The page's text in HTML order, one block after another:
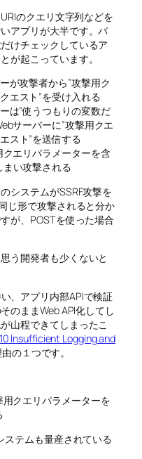
のクエリ文字列などを
アプリが大半です。バ
けチェックしているア
が起こっています。
が攻撃者から”攻撃用ク
エスト”を受け入れる
は”使うつもりの変数だ
サーバーに”攻撃用クエ
スト”を送信する
エリパラメーターを含
い攻撃される
システムがSSRF攻撃を
じ形で攻撃されると分か
が、POSTを使った場合
う開発者も少くないと
、アプリ内部APIで検証
のままWeb API化してし
山程できてしまったこ
Insufficient Logging and
の１つです。
クエリパラメーターを
ステムも量産されている